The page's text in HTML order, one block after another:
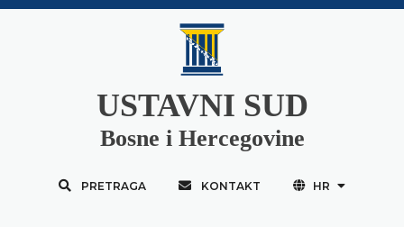
USTAVNI SUD
Bosne i Hercegovine
PRETRAGA KONTAKT HR